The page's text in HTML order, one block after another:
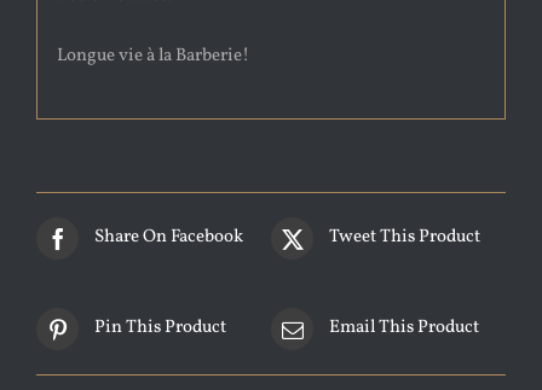
Longue vie à la Barberie!
Share On Facebook Tweet This Product
Pin This Product Email This Product